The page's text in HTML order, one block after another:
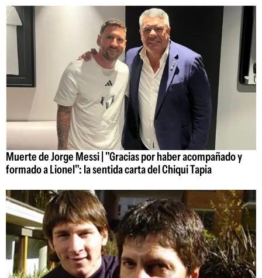
Muerte de Jorge Messi | "Gracias por haber acompañado y
formado a Lionel": la sentida carta del Chiqui Tapia